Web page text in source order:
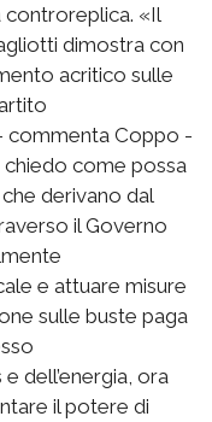
controreplica. «Il
dimostra con
acritico sulle
commenta Coppo -
come possa
derivano dal
il Governo
e attuare misure
sulle buste paga
dell’energia, ora
il potere di